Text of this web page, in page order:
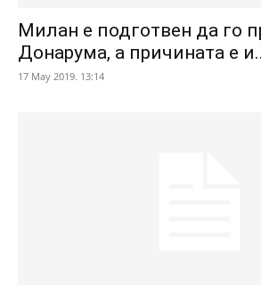
Милан е подготвен да го
Донарума, а причината е
17 May 2019. 13:14